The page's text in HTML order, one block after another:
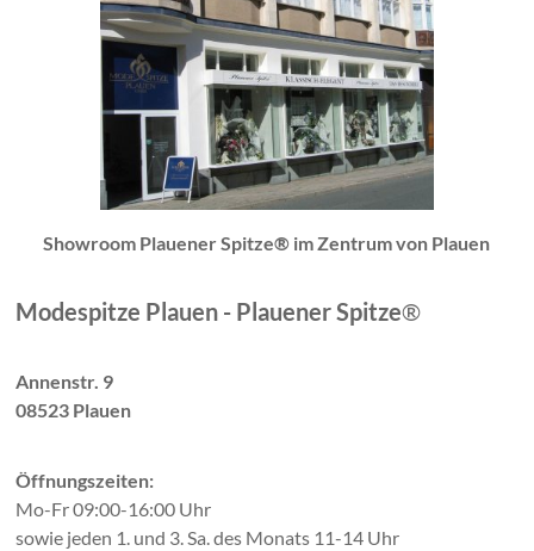
Showroom Plauener Spitze® im Zentrum von Plauen
Modespitze Plauen - Plauener Spitze®
Annenstr. 9
08523 Plauen
Öffnungszeiten:
Mo-Fr 09:00-16:00 Uhr
sowie jeden 1. und 3. Sa. des Monats 11-14 Uhr